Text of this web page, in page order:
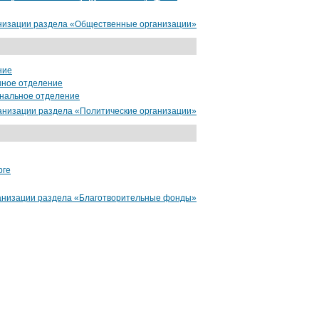
раздела «Общественные организации»
отделение
отделение
раздела «Политические организации»
раздела «Благотворительные фонды»
сайт